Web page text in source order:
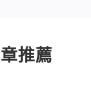
推薦